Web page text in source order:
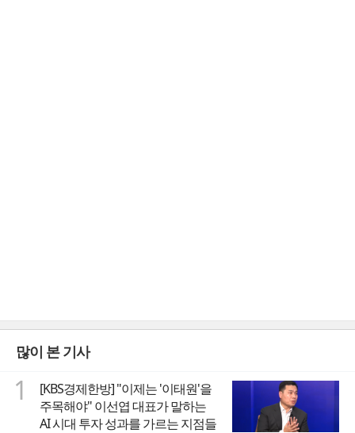
많이 본 기사
1
[KBS경제한방] "이제는 '이태원'을
주목해야" 이선엽 대표가 말하는
AI 시대 투자 성과를 가르는 지점들